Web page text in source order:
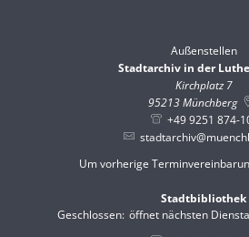
Außenstellen
Stadtarchiv in der
Kirchplatz 7
95213Münchberg
+49 9251 874-
Um vorherige
Stadtbibliothek
Klicken, um weitere Öffnungs- oder
Geschlossen: öffnet nächsten